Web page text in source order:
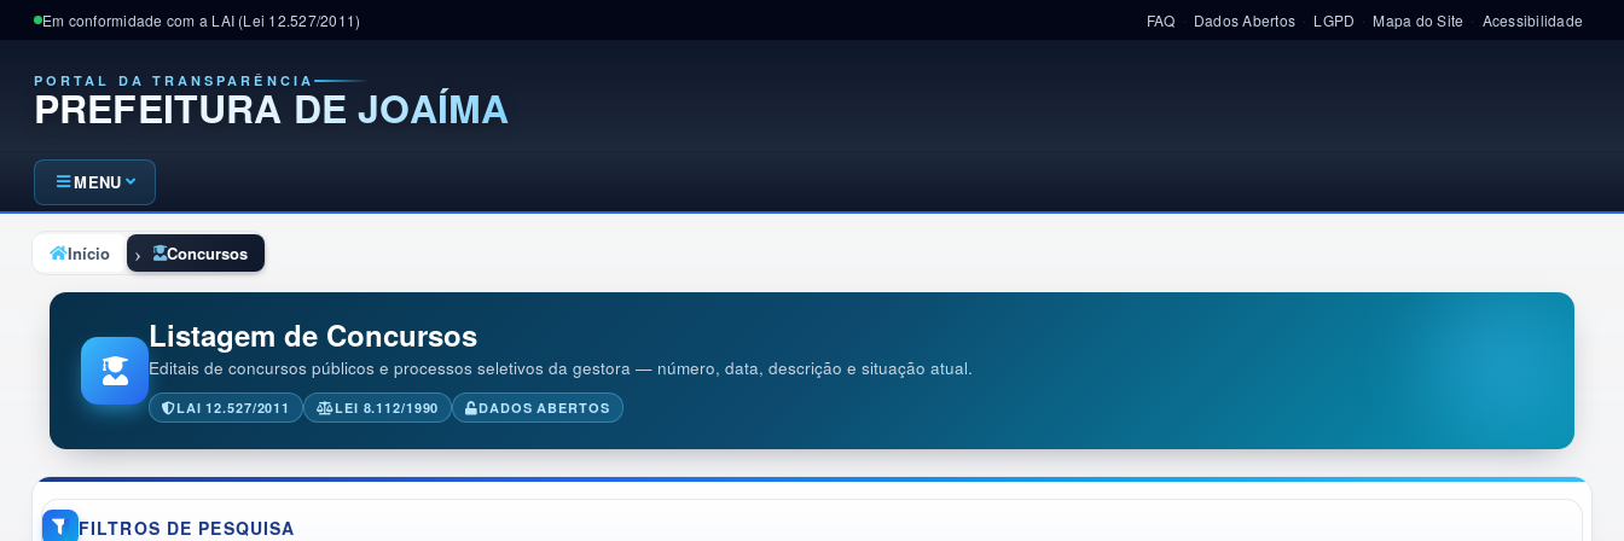
Em conformidade com a LAI (Lei 12.527/2011) FAQ · Dados Abertos · LGPD · Mapa do Site · Acessibilidade
PORTAL DA TRANSPARÊNCIA
PREFEITURA DE JOAÍMA
MENU
Início Concursos
Listagem de Concursos
Editais de concursos públicos e processos seletivos da gestora — número, data, descrição e situação atual.
LAI 12.527/2011 LEI 8.112/1990 DADOS ABERTOS
FILTROS DE PESQUISA